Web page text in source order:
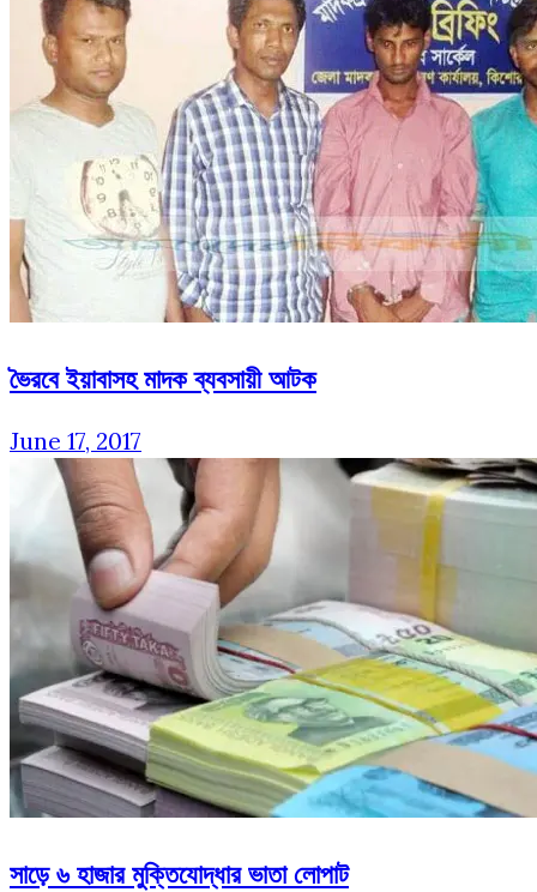
ভৈরবে ইয়াবাসহ মাদক ব্যবসায়ী আটক
June 17, 2017
সাড়ে ৬ হাজার মুক্তিযোদ্ধার ভাতা লোপাট